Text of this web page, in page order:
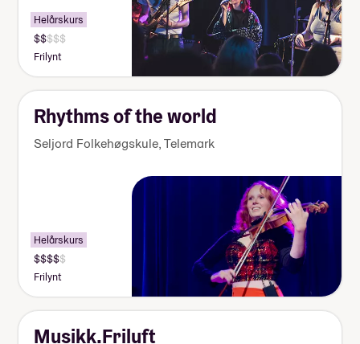
Helårskurs
Pris:
125
000-
140
000
kr
Frilynt
Rhythms of the world
Seljord Folkehøgskule,Telemark
Helårskurs
Pris:
155
170
000
Frilynt
Musikk.Friluft